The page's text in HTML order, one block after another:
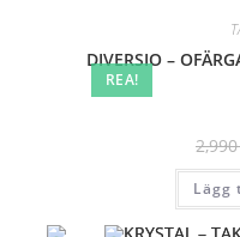
REA!
DIVERSIO –
Lägg